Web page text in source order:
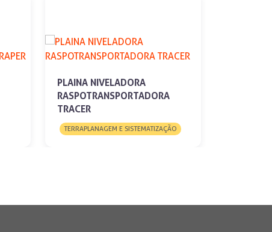
PLAINA NIVELADORA
RASPOTRANSPORTADORA
TRACER
TERRAPLANAGEM E SISTEMATIZAÇÃO